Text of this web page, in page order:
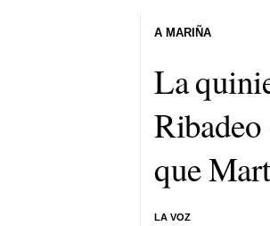
La
que
LA VOZ
A MARIÑA